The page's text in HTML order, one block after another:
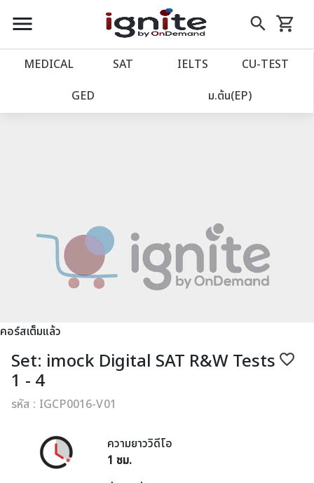
close
account_balance หน้าแรก
เว็บไซต์อิกไนท์
ลงทะเบียน
menu search
Skip
to
shopping_cart
รถเข็น
MEDICAL SAT IELTS CU‑TEST
GED ม.ต้น(EP)
คอร์สเต็มแล้ว
favorite_border
Set: imock Digital SAT R&W Tests
1 - 4
รหัส : IGCP0016-V01
ความยาววิดีโอ
1 ชม.